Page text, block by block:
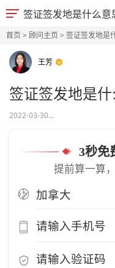
签证签发地是什么意
首页> 顾问主页> 签证签发地是
王芳
签证签发地是什
2022-03-30...
3秒免
提前算一算